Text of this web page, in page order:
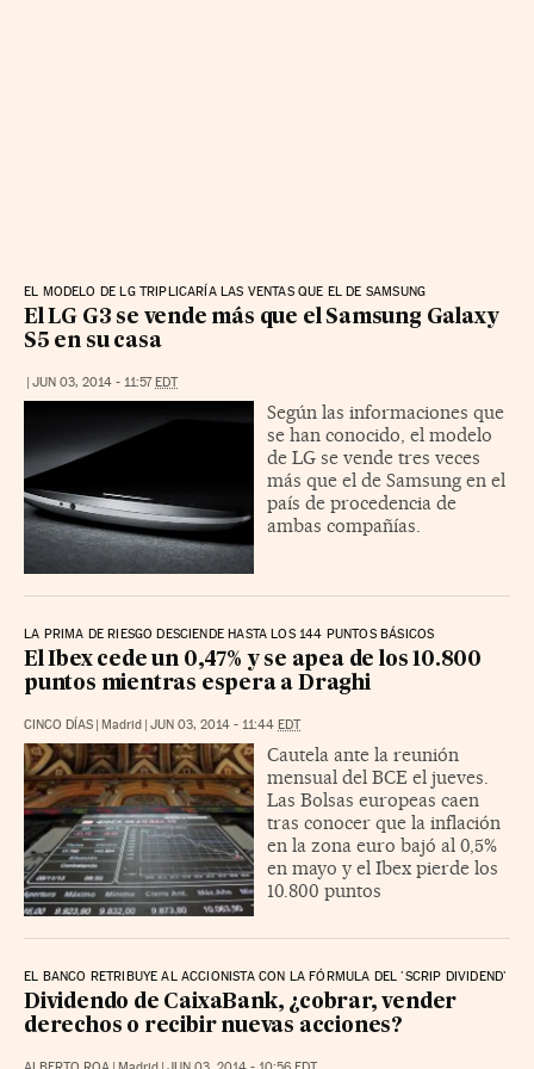
EL MODELO DE LG TRIPLICARÍA LAS VENTAS QUE EL DE SAMSUNG
El LG G3 se vende más que el Samsung Galaxy
S5 en su casa
JUN 03, 2014 - 11:57 EDT
Según las informaciones que
se han conocido, el modelo
de LG se vende tres veces
más que el de Samsung en el
país de procedencia de
ambas compañías.
LA PRIMA DE RIESGO DESCIENDE HASTA LOS 144 PUNTOS BÁSICOS
El Ibex cede un 0,47% y se apea de los 10.800
puntos mientras espera a Draghi
CINCO DÍAS Madrid JUN 03, 2014 - 11:44 EDT
Cautela ante la reunión
mensual del BCE el jueves.
Las Bolsas europeas caen
tras conocer que la inflación
en la zona euro bajó al 0,5%
en mayo y el Ibex pierde los
10.800 puntos
EL BANCO RETRIBUYE AL ACCIONISTA CON LA FÓRMULA DEL 'SCRIP DIVIDEND'
Dividendo de CaixaBank, ¿cobrar, vender
derechos o recibir nuevas acciones?